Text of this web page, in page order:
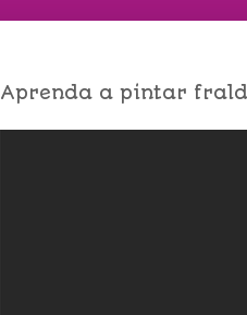
Aprenda a pintar